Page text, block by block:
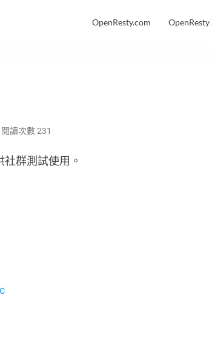
OpenResty.com OpenResty
閱讀次數231
群測試使用。